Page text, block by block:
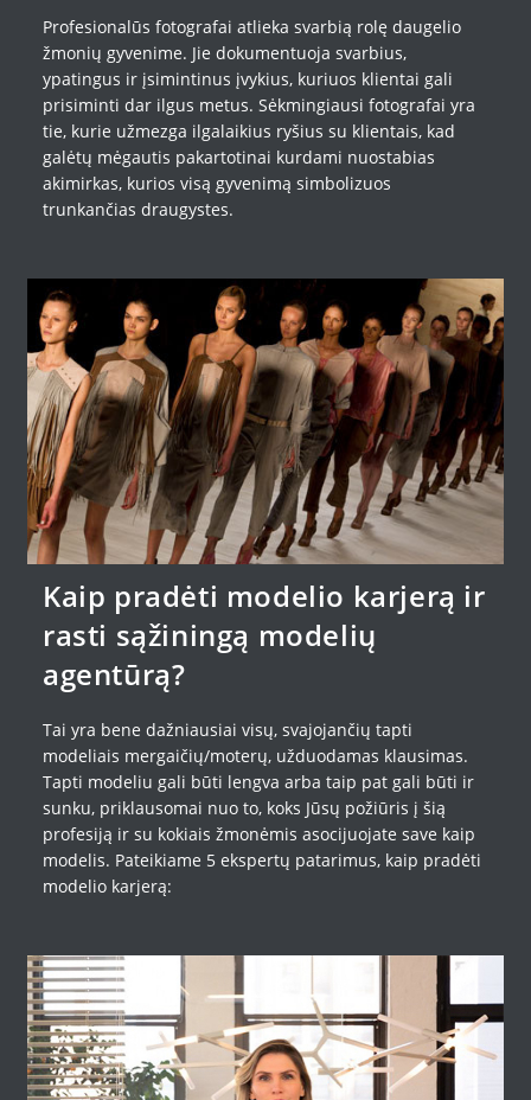
Profesionalūs fotografai atlieka svarbią rolę daugelio
žmonių gyvenime. Jie dokumentuoja svarbius,
ypatingus ir įsimintinus įvykius, kuriuos klientai gali
prisiminti dar ilgus metus. Sėkmingiausi fotografai yra
tie, kurie užmezga ilgalaikius ryšius su klientais, kad
galėtų mėgautis pakartotinai kurdami nuostabias
akimirkas, kurios visą gyvenimą simbolizuos
trunkančias draugystes.
Kaip pradėti modelio karjerą ir
rasti sąžiningą modelių
agentūrą?
Tai yra bene dažniausiai visų, svajojančių tapti
modeliais mergaičių/moterų, užduodamas klausimas.
Tapti modeliu gali būti lengva arba taip pat gali būti ir
sunku, priklausomai nuo to, koks Jūsų požiūris į šią
profesiją ir su kokiais žmonėmis asocijuojate save kaip
modelis. Pateikiame 5 ekspertų patarimus, kaip pradėti
modelio karjerą: